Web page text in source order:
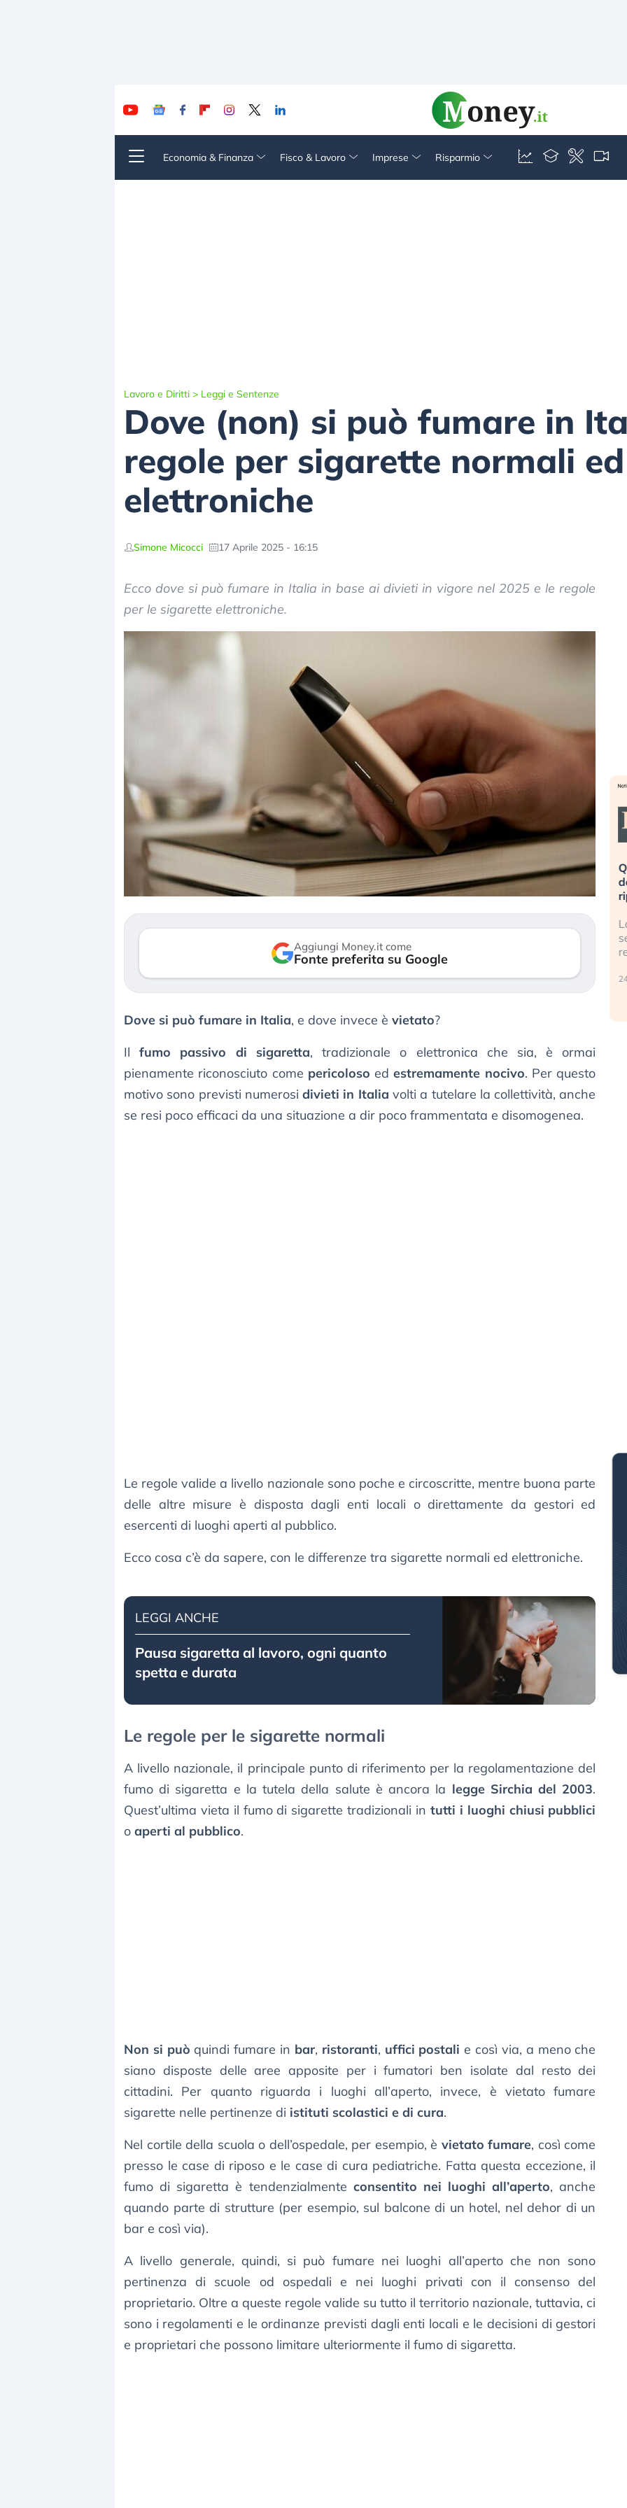
Economia & Finanza Fisco & Lavoro Imprese Risparmio
Lavoro e Diritti > Leggi e Sentenze
Dove (non) si può fumare in
regole per sigarette normali ed
elettroniche
Simone Micocci 17 Aprile 2025 - 16:15
Ecco dove si può fumare in Italia in base ai divieti in vigore nel 2025 e le regole
per le sigarette elettroniche.
Aggiungi Money.it come
Fonte preferita su Google
Dove si può fumare in Italia, e dove invece è vietato?
Ilfumo passivo di sigaretta, tradizionale o elettronica che sia, è ormai
pienamente riconosciuto come pericoloso edestremamente nocivo. Per questo
motivo sono previsti numerosidivieti in Italia volti a tutelare la collettività, anche
se resi poco efficaci da una situazione a dir poco frammentata e disomogenea.
Le regole valide a livello nazionale sono poche e circoscritte, mentre buona parte
delle altre misure è disposta dagli enti locali o direttamente da gestori ed
esercenti di luoghi aperti al pubblico.
Ecco cosa c’è da sapere, con le differenze tra sigarette normali ed elettroniche.
LEGGI ANCHE
Pausa sigaretta al lavoro, ogni quanto
spetta e durata
Le regole per le sigarette normali
A livello nazionale, il principale punto di riferimento per la regolamentazione del
fumo di sigaretta e la tutela della salute è ancora la legge Sirchia del 2003.
Quest’ultima vieta il fumo di sigarette tradizionali in tutti i luoghi chiusi pubblici
o aperti al pubblico.
Non si può quindi fumare in bar, ristoranti, uffici postali e così via, a meno che
siano disposte delle aree apposite per i fumatori ben isolate dal resto dei
cittadini. Per quanto riguarda i luoghi all’aperto, invece, è vietato fumare
sigarette nelle pertinenze di istituti scolastici e di cura.
Nel cortile della scuola o dell’ospedale, per esempio, è vietato fumare, così come
presso le case di riposo e le case di cura pediatriche. Fatta questa eccezione, il
fumo di sigaretta è tendenzialmente consentito nei luoghi all’aperto, anche
quando parte di strutture (per esempio, sul balcone di un hotel, nel dehor di un
bar e così via).
A livello generale, quindi, si può fumare nei luoghi all’aperto che non sono
pertinenza di scuole od ospedali e nei luoghi privati con il consenso del
proprietario. Oltre a queste regole valide su tutto il territorio nazionale, tuttavia, ci
sono i regolamenti e le ordinanze previsti dagli enti locali e le decisioni di gestori
e proprietari che possono limitare ulteriormente il fumo di sigaretta.
Dalle valutazioni estreme alla
correzione. Cosa sta guidando il
Gli investitori stanno finalmente
mostrando segni di stanchezza
«La mia vita è rovinata». Investitori
in preda al panico dopo lo scoppio
della bolla AI
Quando la finanza pesa più
dell’economia reale. L’America sta
ripetendo gli errori del 2008?
La ricchezza mondiale cresce, ma è
sempre più sganciata dall’economia
reale. (…)
24 luglio 2026